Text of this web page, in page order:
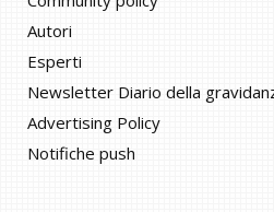
Autori
Esperti
Newsletter Diario della
Advertising Policy
Notifiche push